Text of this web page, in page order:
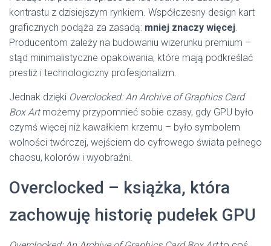
kontrastu z dzisiejszym rynkiem. Współczesny design kart
graficznych podąża za zasadą: mniej znaczy więcej.
Producentom zależy na budowaniu wizerunku premium –
stąd minimalistyczne opakowania, które mają podkreślać
prestiż i technologiczny profesjonalizm.
Jednak dzięki Overclocked: An Archive of Graphics Card
Box Artmożemy przypomnieć sobie czasy, gdy GPU było
czymś więcej niż kawałkiem krzemu – było symbolem
wolności twórczej, wejściem do cyfrowego świata pełnego
chaosu, kolorów i wyobraźni.
Overclocked – książka, która
zachowuję historię pudełek GPU